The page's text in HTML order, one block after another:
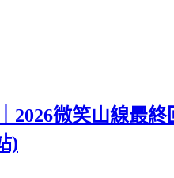
2026微笑山線最
)